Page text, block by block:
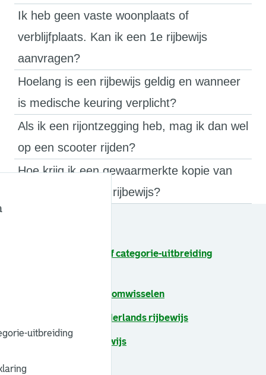
uitbreiding
Ik heb geen vaste woonplaats of
verblijfplaats. Kan ik een 1e rijbewijs
aanvragen?
Hoelang is een rijbewijs geldig en wanneer
is medische keuring verplicht?
Als ik een rijontzegging heb, mag ik dan wel
op een scooter rijden?
Hoe krijg ik een gewaarmerkte kopie van
mijn Nederlandse rijbewijs?
Rijbewijs verlengen of categorie-uitbreiding
Buitenlands rijbewijs omwisselen
Verlies of diefstal Nederlands rijbewijs
Spoedaanvraag rijbewijs
Beschadigd rijbewijs